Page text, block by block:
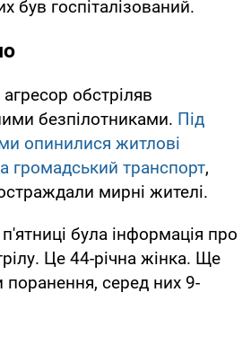
був госпіталізований.
обстріляв
безпілотниками. Під
опинилися житлові
громадський транспорт,
мирні жителі.
була інформація про
Це 44-річна жінка. Ще
поранення, серед них 9-